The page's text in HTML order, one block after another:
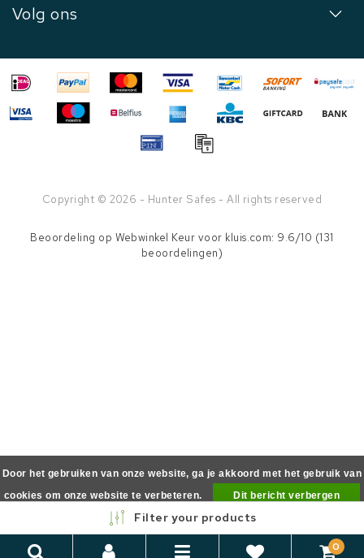
Volg ons
Copyright © 2026 - Hunter Safes - All rights reserved
Filter your products
0
Beoordeling op Webwinkel Keur voor kluis.com: 9.6/10 (131
beoordelingen)
Door het gebruiken van onze website, ga je akkoord met het gebruik van
cookies om onze website te verbeteren.
Dit bericht verbergen
Meer over cookies »